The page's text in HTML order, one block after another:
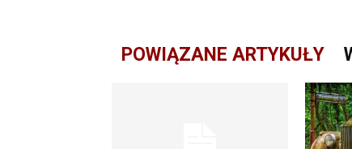
POWIĄZANE ARTYKUŁY